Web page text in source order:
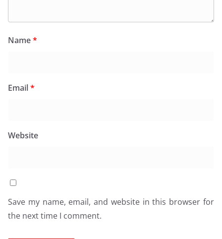
Name*
Email*
Website
Save my name, email, and website in this browser for
the next time I comment.